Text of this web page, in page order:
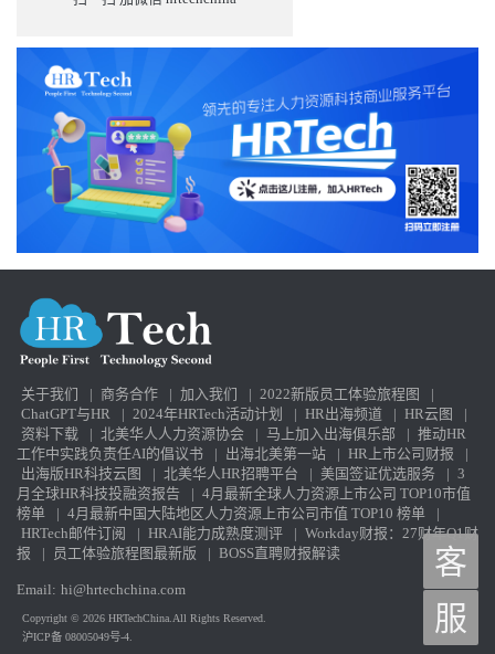
与Anthropic还需面对来自Grok、DeepSeek等新竞争者。如果股市出
现剧烈调整，AI行业也很可能迎来一轮整合。 我认为，那些专注于
高质量、务实商业应用的产品才最值得购买。例如Galileo、
Paradox、Eightfold、Sana、Arist等，这些HR领域的AI产品都已具备
成熟的落地能力。 此外，各大HCM厂商——SAP、Workday、
ADP、HiBob、ServiceNow——也正在将AI智能体嵌入薪酬与流程引
擎中，力图成为企业的端到端多功能智能体供应商。SAP收购
SmartRecruiters、Workday收购HiredScore、Paradox与Sana的整合，
正是这一趋势的体现。HR团队必须密切跟进这些生态变化。 其他担
主动拥抱这场革命，它也会在没有你的情况下开始。这是一个商业
史上难得的转型时期，我们有机会彻底重塑自己的工作方式。现在
不是退缩的时刻，而是亲手掌握AI工具、亲身实践的时刻。只要你
职业机会——你的熟练度与经验将成为你在AI时代的竞争优势。 至
于AI是否会取代人类的工作？我建议别听技术圈那些危言耸听的
人。这根本不可能。 即便有一天我们真的拥有“自动驾驶汽车”，我
们回头也可能会说：“其实开车也没多有趣嘛。”那时候我们会把注意
力放到生活的其他部分，用新的方式创造价值。 而AI技术仍然如此
新、如此不完美、变化如此迅速，反而创造了无数新的岗位与角色
——超级员工（Superworkers）、顾问、创新者——去挖掘新的应用
场景。 我记得1981年电子表格刚推出时，大家都以为会计师要失业
了。结果呢？如今会计师比过去更多，只是他们不再浪费时间手算
列数。 对于设计师、创作者、作家或分析师而言，AI就像你身边的
一台个人超级计算机。正如木匠使用电动锯与自动雕刻机一样，你
依然能创造出精美、复杂的作品——只要学会使用这些新工具。 欢
关于我们 | 商务合作 | 加入我们 | 2022新版员工体验旅程图
|
ChatGPT与HR
| 2024年HRTech活动计划 | HR出海频道 | HR云图
|
资料下载
| 北美华人人力资源协会 | 马上加入出海俱乐部 | 推动HR
工作中实践负责任AI的倡议书
| 出海北美第一站 | HR上市公司财报
|
出海版HR科技云图
| 北美华人HR招聘平台 | 美国签证优选服务 | 3
月全球HR科技投融资报告
| 4月最新全球人力资源上市公司 TOP10市值
榜单
| 4月最新中国大陆地区人力资源上市公司市值 TOP10 榜单
|
HRTech邮件订阅
| HRAI能力成熟度测评 | Workday财报：27财年Q1财
报
| 员工体验旅程图最新版 | BOSS直聘财报解读
Email: hi@hrtechchina.com
Copyright © 2026 HRTechChina.All Rights Reserved.
沪ICP备 08005049号-4.
客
服